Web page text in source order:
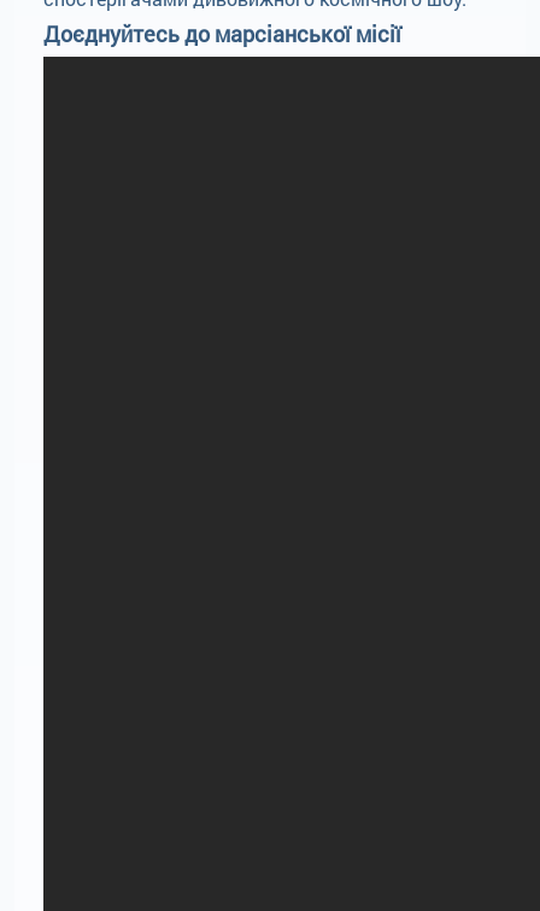
Доєднуйтесь до марсіанської місії